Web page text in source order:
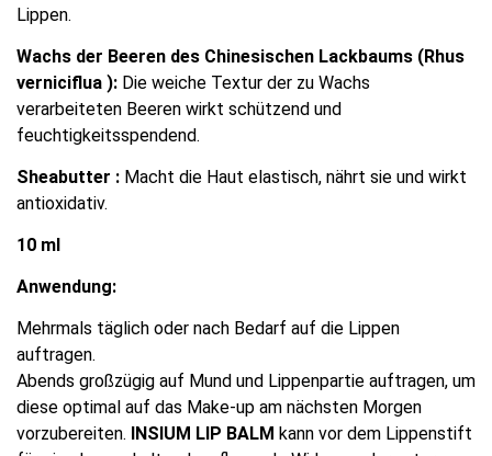
Lippen.
Wachs der Beeren des Chinesischen Lackbaums (Rhus
verniciflua ): Die weiche Textur der zu Wachs
verarbeiteten Beeren wirkt schützend und
feuchtigkeitsspendend.
Sheabutter : Macht die Haut elastisch, nährt sie und wirkt
antioxidativ.
10 ml
Anwendung:
Mehrmals täglich oder nach Bedarf auf die Lippen
auftragen.
Abends großzügig auf Mund und Lippenpartie auftragen, um
diese optimal auf das Make-up am nächsten Morgen
vorzubereiten. INSIUM LIP BALM kann vor dem Lippenstift